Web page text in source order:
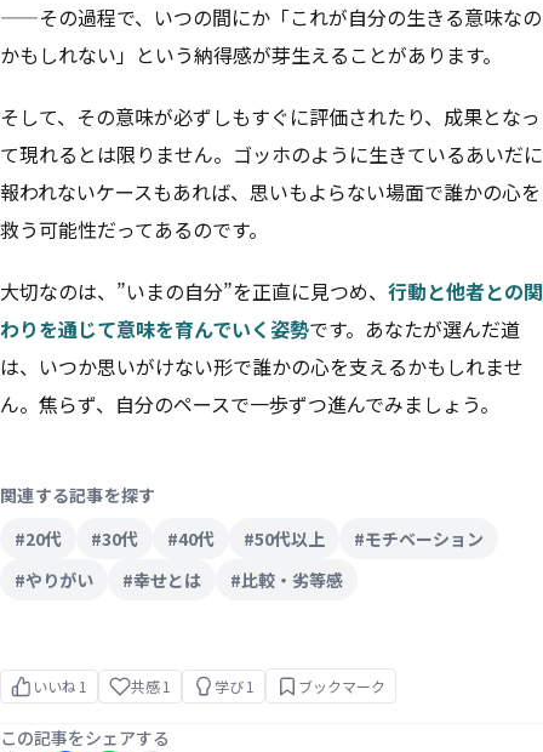
——その過程で、いつの間にか「これが自分の生きる意味なの
かもしれない」という納得感が芽生えることがあります。
そして、その意味が必ずしもすぐに評価されたり、成果となっ
て現れるとは限りません。ゴッホのように生きているあいだに
報われないケースもあれば、思いもよらない場面で誰かの心を
救う可能性だってあるのです。
大切なのは、”いまの自分”を正直に見つめ、 行動と他者との関
わりを通じて意味を育んでいく姿勢です。あなたが選んだ道
は、いつか思いがけない形で誰かの心を支えるかもしれませ
ん。焦らず、自分のペースで一歩ずつ進んでみましょう。
関連する記事を探す
#20代
#30代 #40代 #50代以上
#モチベーション
#やりがい
#幸せとは #比較・劣等感
いいね 1 共感1 学び1 ブックマーク
この記事をシェアする